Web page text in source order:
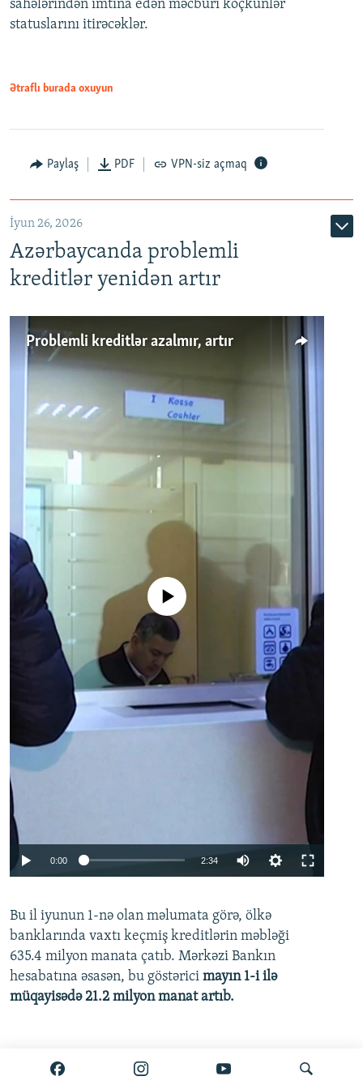
Auto 240p 360p 480p
720p 1080p
sahələrindən imtina edən məcburi köçkünlər
statuslarını itirəcəklər.
Ətraflı burada oxuyun
Paylaş PDF VPN-siz açmaq
İyun 26, 2026
Azərbaycanda problemli
kreditlər yenidən artır
Problemli kreditlər azalmır, artır
No media source currently available
0:00 2:34
360p
480p
720p
Bu il iyunun 1-nə olan məlumata görə, ölkə
banklarında vaxtı keçmiş kreditlərin məbləği
635.4 milyon manata çatıb. Mərkəzi Bankın
hesabatına əsasən, bu göstərici mayın 1-i ilə
müqayisədə 21.2 milyon manat artıb.
Ətraflı burada oxuyun